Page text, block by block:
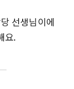
선생님이에
요.